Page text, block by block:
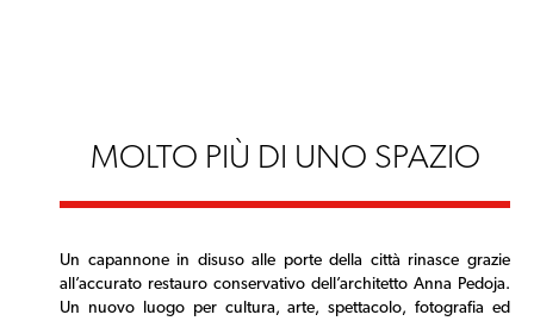
Un capannone in disuso alle porte della città rinasce grazie
all’accurato restauro conservativo dell’architetto Anna Pedoja.